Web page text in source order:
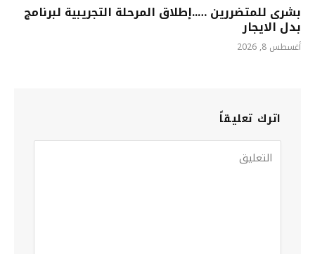
بشرى للمتضررين …..إطلاق المرحلة التجريبية لبرنامج
بدل الايجار
أغسطس 8, 2026
اترك تعليقاً